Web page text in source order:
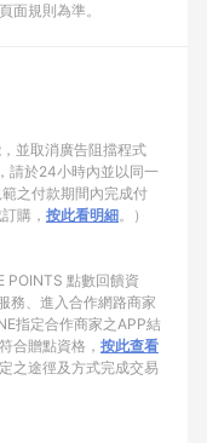
面規則為準。
並取消廣告阻擋程式
請於24小時內並以同一
之付款期間內完成付
購， 按此看明細。）
POINTS 點數回饋資
務、進入合作網路商家
指定合作商家之APP結
合贈點資格， 按此查看
之途徑及方式完成交易